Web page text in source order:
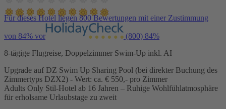
Für dieses Hotel liegen 800 Bewertungen mit einer Zustimmung
von 84% vor (800) 84%
8-tägige Flugreise, Doppelzimmer Swim-Up inkl. AI
Upgrade auf DZ Swim Up Sharing Pool (bei direkter Buchung des
Zimmertyps DZX2) - Wert: ca. € 550,- pro Zimmer
Adults Only Stil-Hotel ab 16 Jahren – Ruhige Wohlfühlatmosphäre
für erholsame Urlaubstage zu zweit